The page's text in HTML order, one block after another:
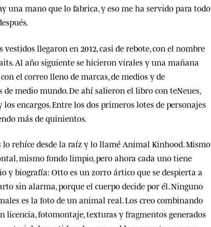
una mano que lo fabrica, y eso me ha servido para todo
vestidos llegaron en 2012, casi de rebote, con el nombre
Al año siguiente se hicieron virales y una mañana
el correo lleno de marcas, de medios y de
de medio mundo. De ahí salieron el libro con teNeues,
los encargos. Entre los dos primeros lotes de personajes
más de quinientos.
lo rehíce desde la raíz y lo llamé Animal Kinhood. Mismo
mismo fondo limpio, pero ahora cada uno tiene
y biografía: Otto es un zorro ártico que se despierta a
sin alarma, porque el cuerpo decide por él. Ninguno
es la foto de un animal real. Los creo combinando
licencia, fotomontaje, texturas y fragmentos generados